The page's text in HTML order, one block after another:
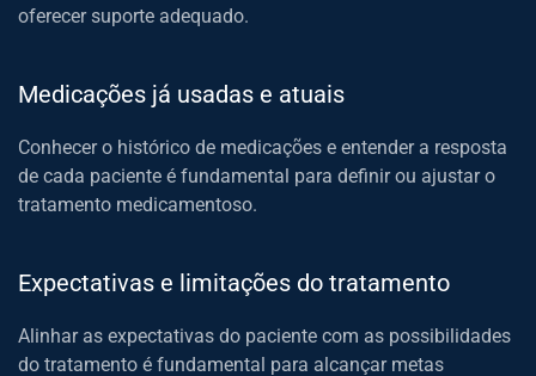
oferecer suporte adequado.
Medicações já usadas e atuais
Conhecer o histórico de medicações e entender a resposta
de cada paciente é fundamental para definir ou ajustar o
tratamento medicamentoso.
Expectativas e limitações do tratamento
Alinhar as expectativas do paciente com as possibilidades
do tratamento é fundamental para alcançar metas